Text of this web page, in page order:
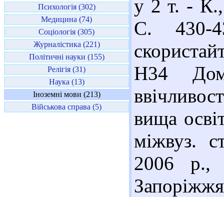
Психологія (302)
Медицина (74)
Соціологія (305)
Журналістика (221)
Політичні науки (155)
Релігія (31)
Наука (13)
Іноземні мови (213)
Військова справа (5)
у 2 т. -
С. 430-
Н34
вища
міжвуз.
2006